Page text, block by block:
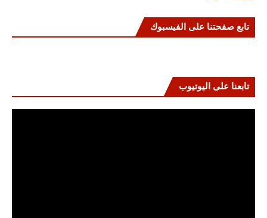
تابع صفحتنا على الفيسبوك
تابعنا على اليوتيوب